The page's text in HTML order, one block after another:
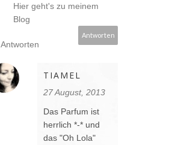
Hier geht's zu meinem
Blog
Antworten
Antworten
TIAMEL
27 August, 2013
Das Parfum ist
herrlich *-* und
das "Oh Lola"